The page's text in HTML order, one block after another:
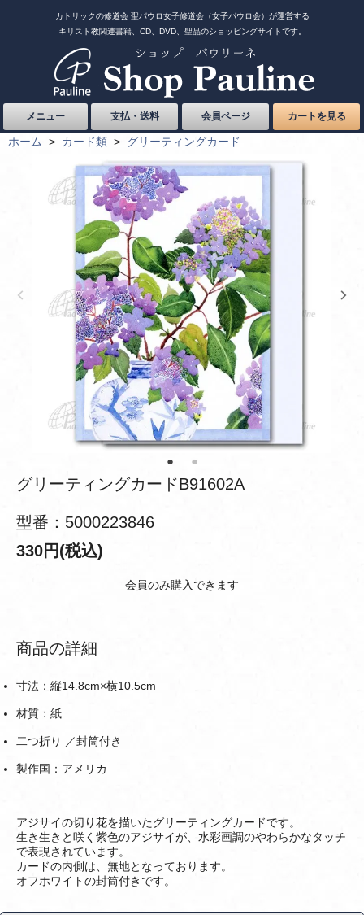
カトリックの修道会 聖パウロ女子修道会（女子パウロ会）が運営する
キリスト教関連書籍、CD、DVD、聖品のショッピングサイトです。
メニュー 支払・送料 会員ページ カートを見る
ホーム > カード類 > グリーティングカード
グリーティングカードB91602A
型番：5000223846
330円(税込)
会員のみ購入できます
商品の詳細
寸法：縦14.8cm×横10.5cm
材質：紙
二つ折り ／封筒付き
製作国：アメリカ
アジサイの切り花を描いたグリーティングカードです。
生き生きと咲く紫色のアジサイが、水彩画調のやわらかなタッチ
で表現されています。
カードの内側は、無地となっております。
オフホワイトの封筒付きです。